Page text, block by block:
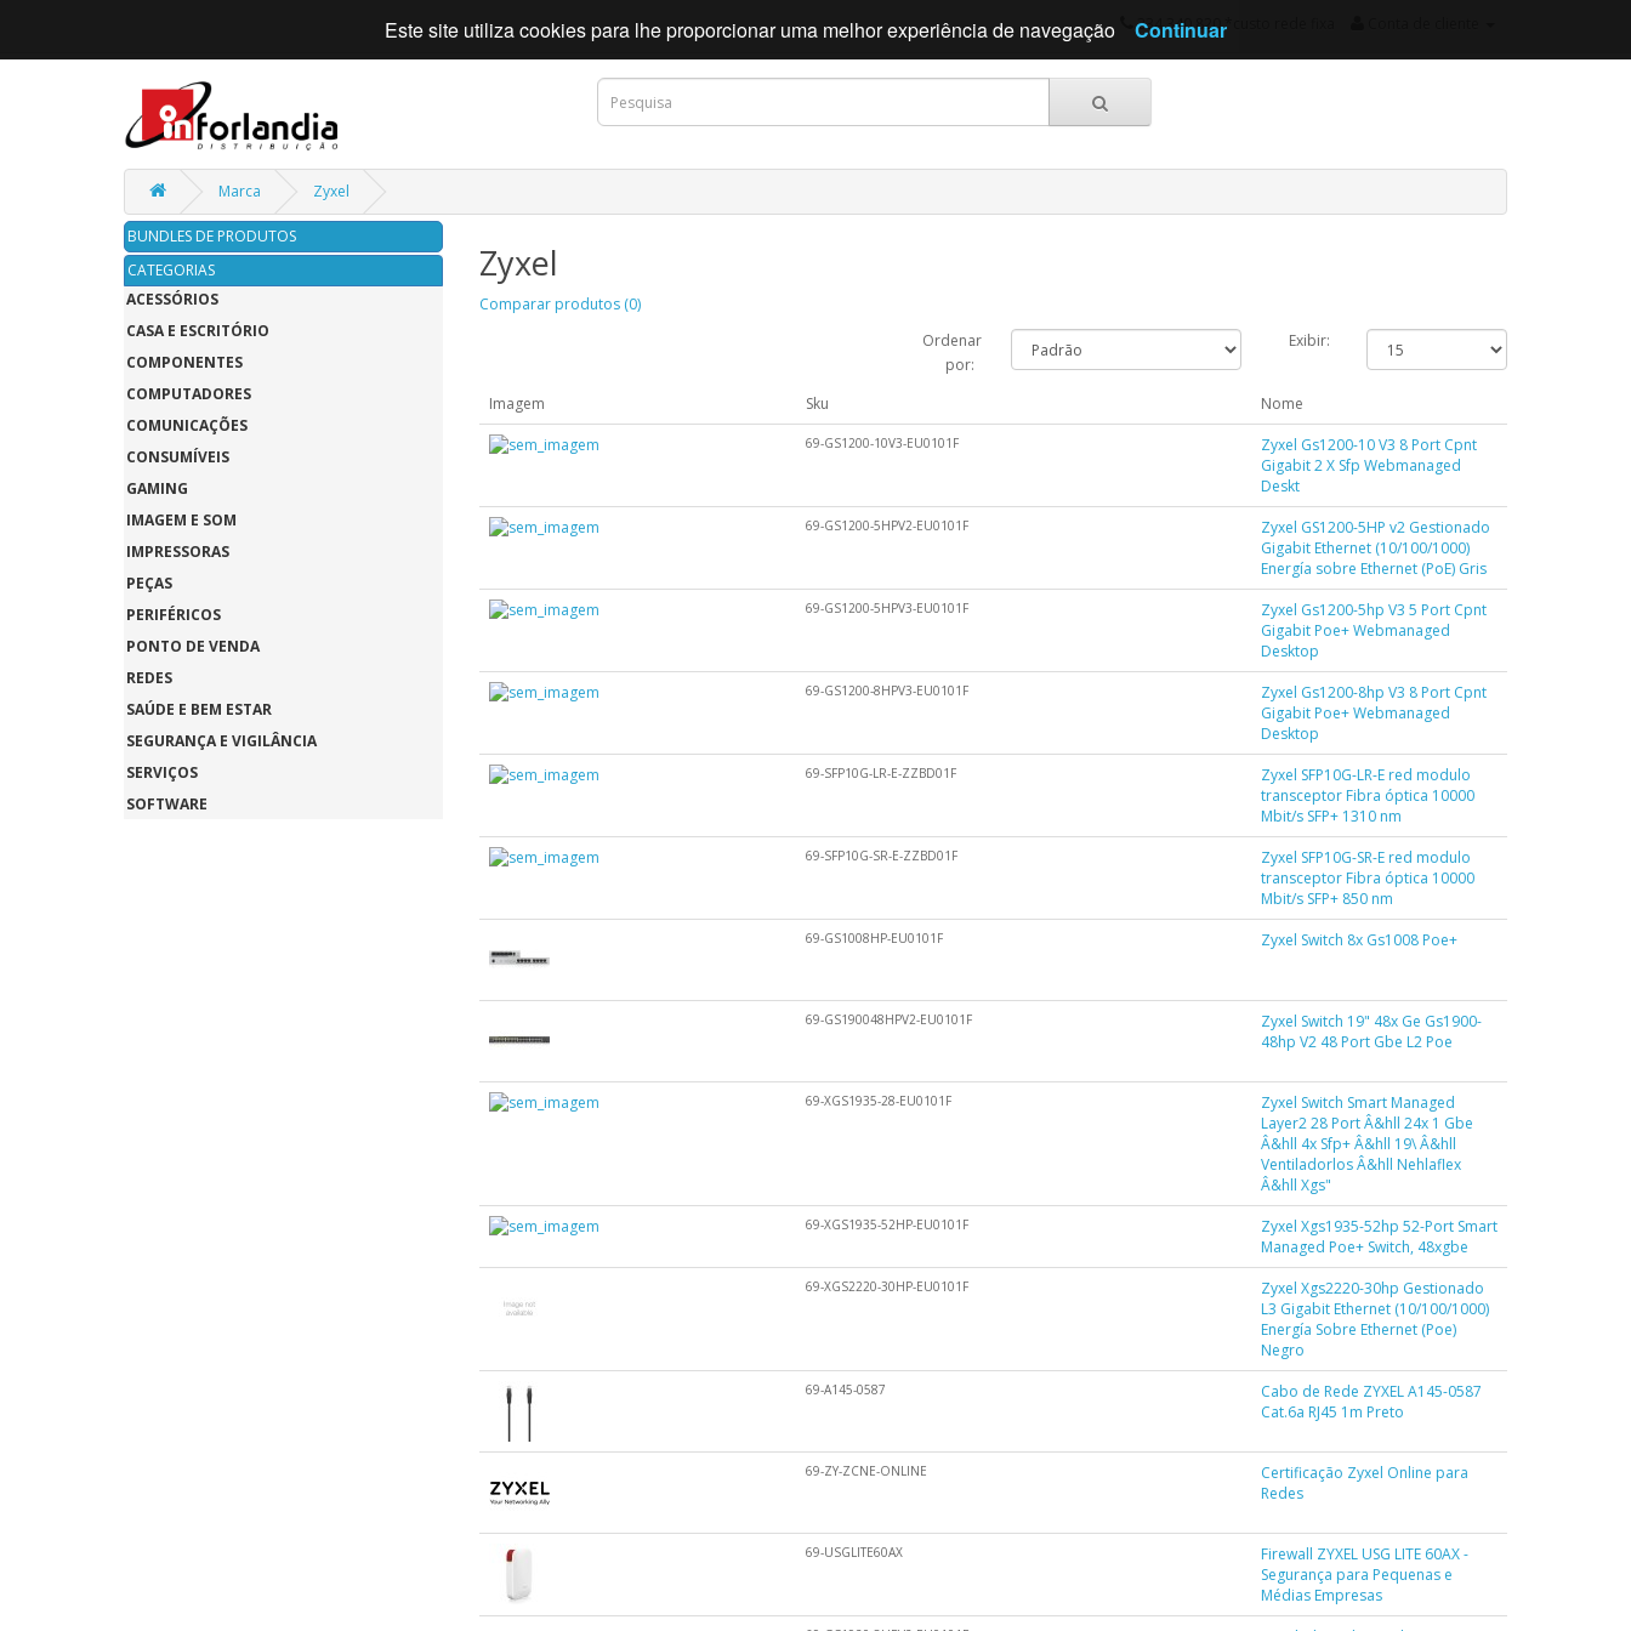
234 340 820 *custo rede fixa
Marca Zyxel
BUNDLES DE PRODUTOS
CATEGORIAS
ACESSÓRIOS
CASA E ESCRITÓRIO
COMPONENTES
COMPUTADORES
COMUNICAÇÕES
CONSUMÍVEIS
GAMING
IMAGEM E SOM
IMPRESSORAS
PEÇAS
PERIFÉRICOS
PONTO DE VENDA
REDES
SAÚDE E BEM ESTAR
SEGURANÇA E VIGILÂNCIA
SERVIÇOS
SOFTWARE
Zyxel
Comparar produtos (0)
Ordenar
por:
Exibir:
Imagem Sku Nome
69-GS1200-10V3-EU0101F
Zyxel Gs1200-10 V3 8 Port Cpnt
Gigabit 2 X Sfp Webmanaged
Deskt
69-GS1200-5HPV2-EU0101F
Zyxel GS1200-5HP v2 Gestionado
Gigabit Ethernet (10/100/1000)
Energía sobre Ethernet (PoE) Gris
69-GS1200-5HPV3-EU0101F
Zyxel Gs1200-5hp V3 5 Port Cpnt
Gigabit Poe+ Webmanaged
Desktop
69-GS1200-8HPV3-EU0101F
Zyxel Gs1200-8hp V3 8 Port Cpnt
Gigabit Poe+ Webmanaged
Desktop
69-SFP10G-LR-E-ZZBD01F
Zyxel SFP10G-LR-E red modulo
transceptor Fibra óptica 10000
Mbit/s SFP+ 1310 nm
69-SFP10G-SR-E-ZZBD01F
Zyxel SFP10G-SR-E red modulo
transceptor Fibra óptica 10000
Mbit/s SFP+ 850 nm
69-GS1008HP-EU0101F Zyxel Switch 8x Gs1008 Poe+
69-GS190048HPV2-EU0101F
Zyxel Switch 19" 48x Ge Gs1900-
48hp V2 48 Port Gbe L2 Poe
69-XGS1935-28-EU0101F
Zyxel Switch Smart Managed
Layer2 28 Port Â&hll 24x 1 Gbe
Â&hll 4x Sfp+ Â&hll 19\ Â&hll
Ventiladorlos Â&hll Nehlaflex
Â&hll Xgs"
69-XGS1935-52HP-EU0101F
Zyxel Xgs1935-52hp 52-Port Smart
Managed Poe+ Switch, 48xgbe
69-XGS2220-30HP-EU0101F
Zyxel Xgs2220-30hp Gestionado
L3 Gigabit Ethernet (10/100/1000)
Energía Sobre Ethernet (Poe)
Negro
69-A145-0587
Cabo de Rede ZYXEL A145-0587
Cat.6a RJ45 1m Preto
69-ZY-ZCNE-ONLINE
Certificação Zyxel Online para
Redes
69-USGLITE60AX
Firewall ZYXEL USG LITE 60AX -
Segurança para Pequenas e
Médias Empresas
Este site utiliza cookies para lhe proporcionar uma melhor experiência de navegação Continuar